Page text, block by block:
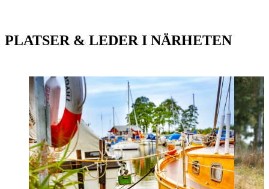
PLATSER & LEDER I NÄRHETEN